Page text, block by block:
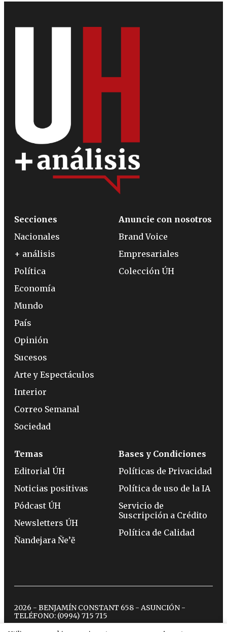
Secciones
Nacionales
+ análisis
Política
Economía
Mundo
País
Opinión
Sucesos
Arte y Espectáculos
Interior
Correo Semanal
Sociedad
Anuncie con nosotros
Brand Voice
Empresariales
Colección ÚH
Temas
Editorial ÚH
Noticias positivas
Pódcast ÚH
Newsletters ÚH
Ñandejara Ñe’ẽ
Bases y Condiciones
Políticas de Privacidad
Política de uso de la IA
Servicio de
Suscripción a Crédito
Política de Calidad
2026 - BENJAMÍN CONSTANT 658 - ASUNCIÓN -
TELÉFONO: (0994) 715 715